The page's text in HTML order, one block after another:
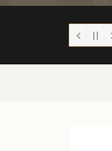
ما صحة الحديث: (إذا رفع العبد